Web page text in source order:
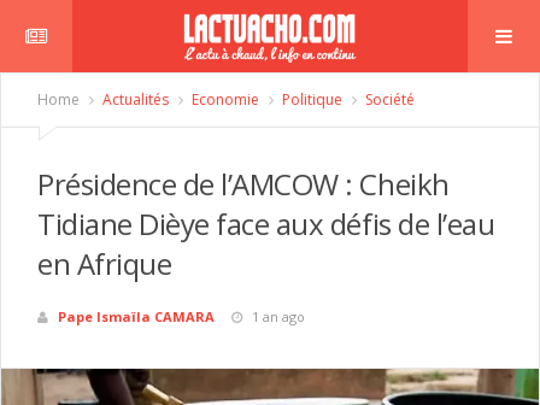
Home Actualités Economie Politique Société
Présidence de l’AMCOW : Cheikh
Tidiane Dièye face aux défis de l’eau
en Afrique
Pape Ismaïla CAMARA 1 an ago